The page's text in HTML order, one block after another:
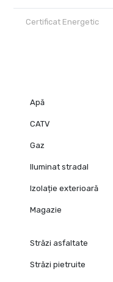
Certificat Energetic
Apă
CATV
Gaz
Iluminat stradal
Izolație exterioară
Magazie
Străzi asfaltate
Străzi pietruite